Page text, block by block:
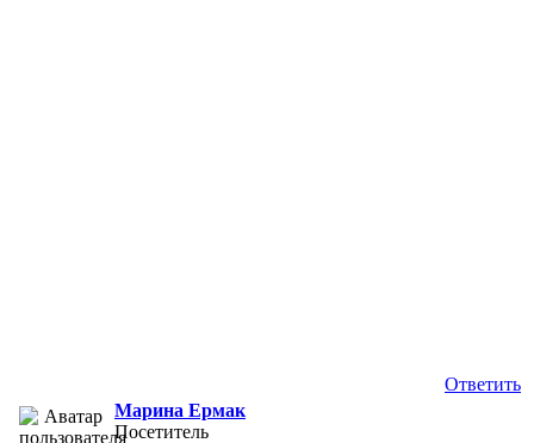
Ответить
Марина Ермак
Посетитель